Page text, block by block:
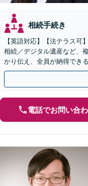
相続手続き
【英語対応】【法テラス可
相続／デジタル遺産など、
かり伝え、全員が納得でき
兼司法書士と連携【WEB面
電話でお問い合